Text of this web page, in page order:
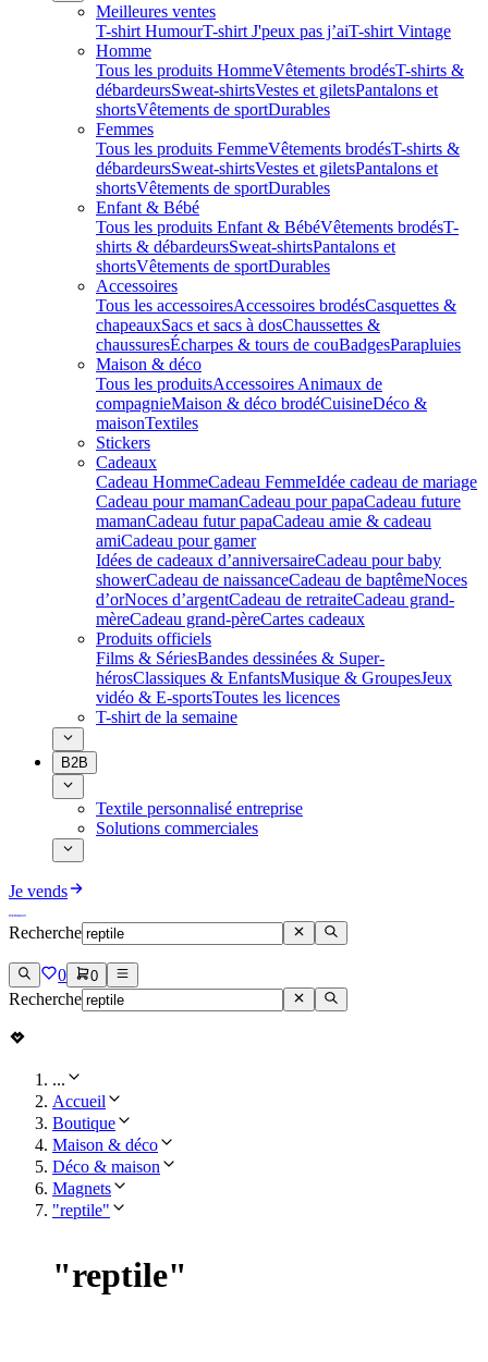
Meilleures ventes
T-shirt HumourT-shirt J'peux pas j’aiT-shirt Vintage
Homme
Tous les produits HommeVêtements brodésT-shirts &
débardeursSweat-shirtsVestes et giletsPantalons et
shortsVêtements de sportDurables
Femmes
Tous les produits FemmeVêtements brodésT-shirts &
débardeursSweat-shirtsVestes et giletsPantalons et
shortsVêtements de sportDurables
Enfant & Bébé
Tous les produits Enfant & BébéVêtements brodésT-
shirts & débardeursSweat-shirtsPantalons et
shortsVêtements de sportDurables
Accessoires
Tous les accessoiresAccessoires brodésCasquettes &
chapeauxSacs et sacs à dosChaussettes &
chaussuresÉcharpes & tours de couBadgesParapluies
Maison & déco
Tous les produitsAccessoires Animaux de
compagnieMaison & déco brodéCuisineDéco &
maisonTextiles
Stickers
Cadeaux
Cadeau HommeCadeau FemmeIdée cadeau de mariage​
Cadeau pour mamanCadeau pour papaCadeau future
mamanCadeau futur papaCadeau amie & cadeau
amiCadeau pour gamer
Idées de cadeaux d’anniversaireCadeau pour baby
showerCadeau de naissanceCadeau de baptêmeNoces
d’orNoces d’argentCadeau de retraiteCadeau grand-
mèreCadeau grand-pèreCartes cadeaux
Produits officiels
Films & SériesBandes dessinées & Super-
hérosClassiques & EnfantsMusique & GroupesJeux
vidéo & E-sportsToutes les licences
T-shirt de la semaine
B2B
Textile personnalisé entreprise
Solutions commerciales
Je vends
Recherche
0 0
Recherche
...
Accueil
Boutique
Maison & déco
Déco & maison
Magnets
"reptile"
"reptile"